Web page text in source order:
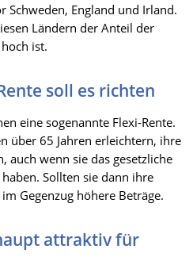
Schweden, England und Irland.
Ländern der Anteil der
ist.
soll es richten
eine sogenannte Flexi-Rente.
über 65 Jahren erleichtern, ihre
auch wenn sie das gesetzliche
Sollten sie dann ihre
Gegenzug höhere Beträge.
attraktiv für